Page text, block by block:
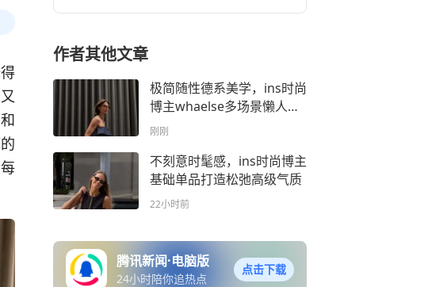
作者其他文章
极简随性德系美学，ins时尚
博主whaelse多场景懒人穿
搭模板
刚刚
不刻意时髦感，ins时尚博主
基础单品打造松弛高级气质
22小时前
腾讯新闻·电脑版
24小时陪你追热点
点击下载